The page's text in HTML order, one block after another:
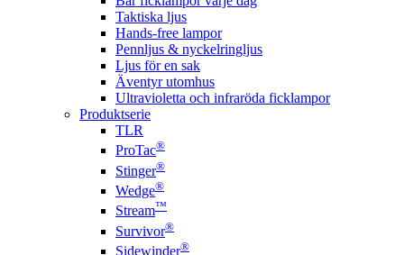
Taktiska ljus
Hands-free lampor
Pennljus & nyckelringljus
Ljus för en sak
Äventyr utomhus
Ultravioletta och infraröda ficklampor
Produktserie
TLR
ProTac®
Stinger®
Wedge®
Stream™
Survivor®
Sidewinder®